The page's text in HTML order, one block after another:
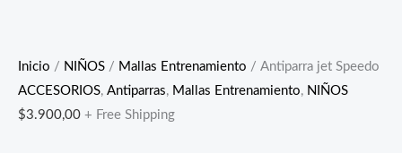
Inicio / NIÑOS / Mallas Entrenamiento / Antiparra jet Speedo
ACCESORIOS, Antiparras, Mallas Entrenamiento, NIÑOS
$3.900,00 + Free Shipping